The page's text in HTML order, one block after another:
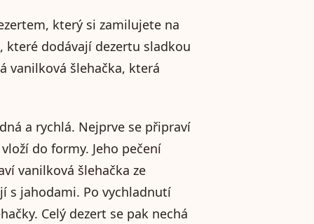
který si zamilujete na
které dodávají dezertu sladkou
vanilková šlehačka, která
a rychlá. Nejprve se připraví
do formy. Jeho pečení
vanilková šlehačka ze
s jahodami. Po vychladnutí
Celý dezert se pak nechá